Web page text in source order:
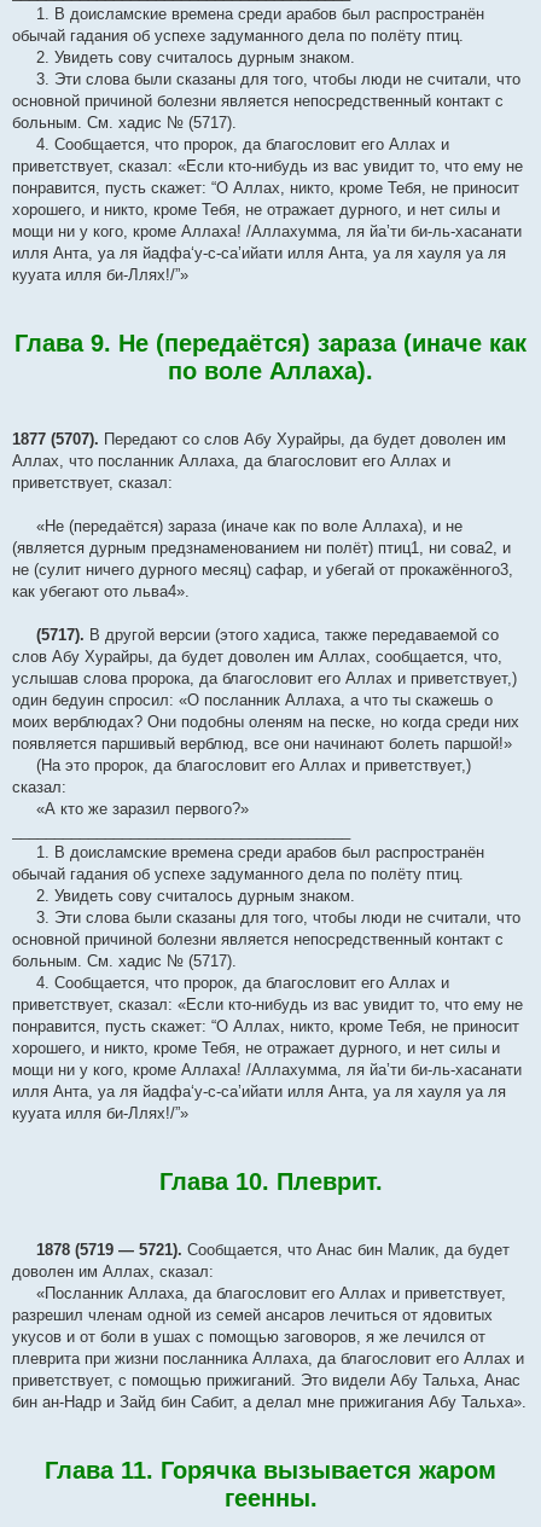
1. В доисламские времена среди арабов был распространён
обычай гадания об успехе задуманного дела по полёту птиц.
2. Увидеть сову считалось дурным знаком.
3. Эти слова были сказаны для того, чтобы люди не считали, что
основной причиной болезни является непосредственный контакт с
больным. См. хадис № (5717).
4. Сообщается, что пророк, да благословит его Аллах и
приветствует, сказал: «Если кто-нибудь из вас увидит то, что ему не
понравится, пусть скажет: “О Аллах, никто, кроме Тебя, не приносит
хорошего, и никто, кроме Тебя, не отражает дурного, и нет силы и
мощи ни у кого, кроме Аллаха! /Аллахумма, ля йа’ти би-ль-хасанати
илля Анта, уа ля йадфа‘у-с-са’ийати илля Анта, уа ля хауля уа ля
кууата илля би-Ллях!/”»
Глава 9. Не (передаётся) зараза (иначе как
по воле Аллаха).
1877 (5707). Передают со слов Абу Хурайры, да будет доволен им
Аллах, что посланник Аллаха, да благословит его Аллах и
приветствует, сказал:
«Не (передаётся) зараза (иначе как по воле Аллаха), и не
(является дурным предзнаменованием ни полёт) птиц1, ни сова2, и
не (сулит ничего дурного месяц) сафар, и убегай от прокажённого3,
как убегают ото льва4».
(5717). В другой версии (этого хадиса, также передаваемой со
слов Абу Хурайры, да будет доволен им Аллах, сообщается, что,
услышав слова пророка, да благословит его Аллах и приветствует,)
один бедуин спросил: «О посланник Аллаха, а что ты скажешь о
моих верблюдах? Они подобны оленям на песке, но когда среди них
появляется паршивый верблюд, все они начинают болеть паршой!»
(На это пророк, да благословит его Аллах и приветствует,)
сказал:
«А кто же заразил первого?»
1. В доисламские времена среди арабов был распространён
обычай гадания об успехе задуманного дела по полёту птиц.
2. Увидеть сову считалось дурным знаком.
3. Эти слова были сказаны для того, чтобы люди не считали, что
основной причиной болезни является непосредственный контакт с
больным. См. хадис № (5717).
4. Сообщается, что пророк, да благословит его Аллах и
приветствует, сказал: «Если кто-нибудь из вас увидит то, что ему не
понравится, пусть скажет: “О Аллах, никто, кроме Тебя, не приносит
хорошего, и никто, кроме Тебя, не отражает дурного, и нет силы и
мощи ни у кого, кроме Аллаха! /Аллахумма, ля йа’ти би-ль-хасанати
илля Анта, уа ля йадфа‘у-с-са’ийати илля Анта, уа ля хауля уа ля
кууата илля би-Ллях!/”»
Глава 10. Плеврит.
1878 (5719 — 5721). Сообщается, что Анас бин Малик, да будет
доволен им Аллах, сказал:
«Посланник Аллаха, да благословит его Аллах и приветствует,
разрешил членам одной из семей ансаров лечиться от ядовитых
укусов и от боли в ушах с помощью заговоров, я же лечился от
плеврита при жизни посланника Аллаха, да благословит его Аллах и
приветствует, с помощью прижиганий. Это видели Абу Тальха, Анас
бин ан-Надр и Зайд бин Сабит, а делал мне прижигания Абу Тальха».
Глава 11. Горячка вызывается жаром
геенны.